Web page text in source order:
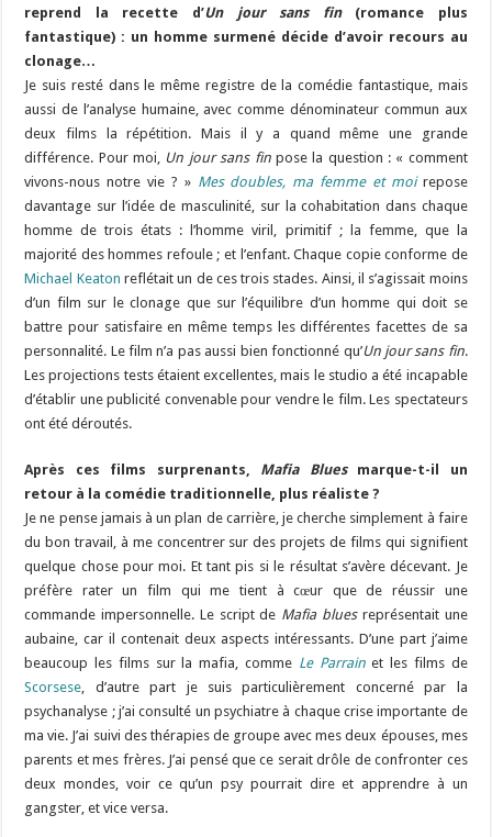
reprend la recette d’Un jour sans fin(romance plus
fantastique) : un homme surmené décide d’avoir recours au
clonage…
Je suis resté dans le même registre de la comédie fantastique, mais
aussi de l’analyse humaine, avec comme dénominateur commun aux
deux films la répétition. Mais il y a quand même une grande
différence. Pour moi, Un jour sans finpose la question : « comment
vivons-nous notre vie ? » Mes doubles, ma femme et moirepose
davantage sur l’idée de masculinité, sur la cohabitation dans chaque
homme de trois états : l’homme viril, primitif ; la femme, que la
majorité des hommes refoule ; et l’enfant. Chaque copie conforme de
Michael Keaton reflétait un de ces trois stades. Ainsi, il s’agissait moins
d’un film sur le clonage que sur l’équilibre d’un homme qui doit se
battre pour satisfaire en même temps les différentes facettes de sa
personnalité. Le film n’a pas aussi bien fonctionné qu’Un jour sans fin.
Les projections tests étaient excellentes, mais le studio a été incapable
d’établir une publicité convenable pour vendre le film. Les spectateurs
ont été déroutés.
Après ces films surprenants, Mafia Bluesmarque-t-il un
retour à la comédie traditionnelle, plus réaliste ?
Je ne pense jamais à un plan de carrière, je cherche simplement à faire
du bon travail, à me concentrer sur des projets de films qui signifient
quelque chose pour moi. Et tant pis si le résultat s’avère décevant. Je
préfère rater un film qui me tient à cœur que de réussir une
commande impersonnelle. Le script de Mafia bluesreprésentait une
aubaine, car il contenait deux aspects intéressants. D’une part j’aime
beaucoup les films sur la mafia, comme Le Parrainet les films de
Scorsese, d’autre part je suis particulièrement concerné par la
psychanalyse ; j’ai consulté un psychiatre à chaque crise importante de
ma vie. J’ai suivi des thérapies de groupe avec mes deux épouses, mes
parents et mes frères. J’ai pensé que ce serait drôle de confronter ces
deux mondes, voir ce qu’un psy pourrait dire et apprendre à un
gangster, et vice versa.